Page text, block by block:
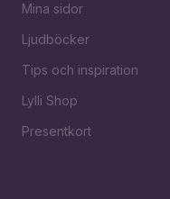
Mina sidor
Ljudböcker
Tips och inspiration
Lylli Shop
Presentkort